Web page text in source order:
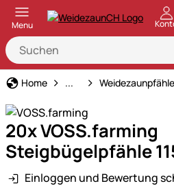
Menu
Home Weidezaun
...
20x VOSS.farming
Steigbügelpfähle
Einloggen und Bewertung